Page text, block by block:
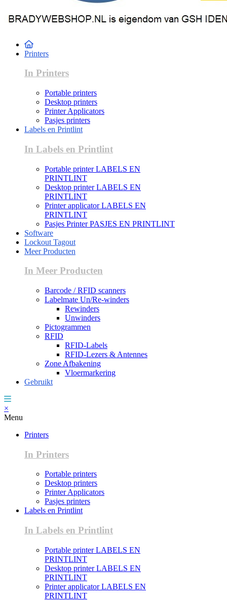
Printers
In Printers
Portable printers
Desktop printers
Printer Applicators
Pasjes printers
Labels en Printlint
In Labels en Printlint
Portable printer LABELS EN
PRINTLINT
Desktop printer LABELS EN
PRINTLINT
Printer applicator LABELS EN
PRINTLINT
Pasjes Printer PASJES EN PRINTLINT
Software
Lockout Tagout
Meer Producten
In Meer Producten
Barcode / RFID scanners
Labelmate Un/Re-winders
Rewinders
Unwinders
Pictogrammen
RFID
RFID-Labels
RFID-Lezers & Antennes
Zone Afbakening
Vloermarkering
Gebruikt
×
Menu
Printers
In Printers
Portable printers
Desktop printers
Printer Applicators
Pasjes printers
Labels en Printlint
In Labels en Printlint
Portable printer LABELS EN
PRINTLINT
Desktop printer LABELS EN
PRINTLINT
Printer applicator LABELS EN
PRINTLINT